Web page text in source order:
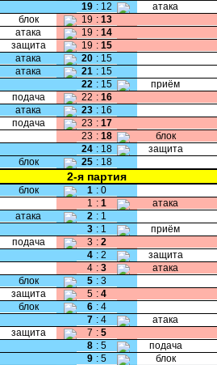
19 : 12 атака
блок 19 : 13
атака 19 : 14
защита 19 : 15
атака 20 : 15
атака 21 : 15
22 : 15 приём
подача 22 : 16
атака 23 : 16
подача 23 : 17
23 : 18 блок
24 : 18 защита
блок 25 : 18
2-я партия
блок 1 : 0
1 : 1 атака
атака 2 : 1
3 : 1 приём
подача 3 : 2
4 : 2 защита
4 : 3 атака
блок 5 : 3
защита 5 : 4
блок 6 : 4
7 : 4 атака
защита 7 : 5
8 : 5 подача
9 : 5 блок